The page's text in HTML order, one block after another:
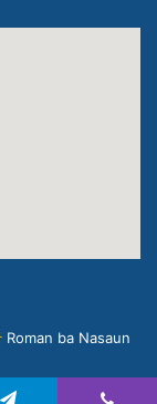
Roman ba Nasaun